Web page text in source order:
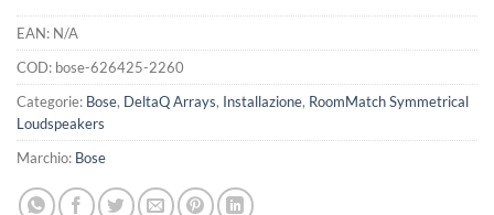
EAN: N/A
COD: bose-626425-2260
Categorie: Bose, DeltaQ Arrays, Installazione, RoomMatch Symmetrical
Loudspeakers
Marchio: Bose